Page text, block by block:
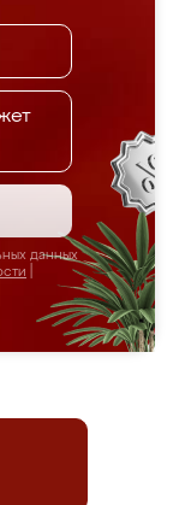
данных